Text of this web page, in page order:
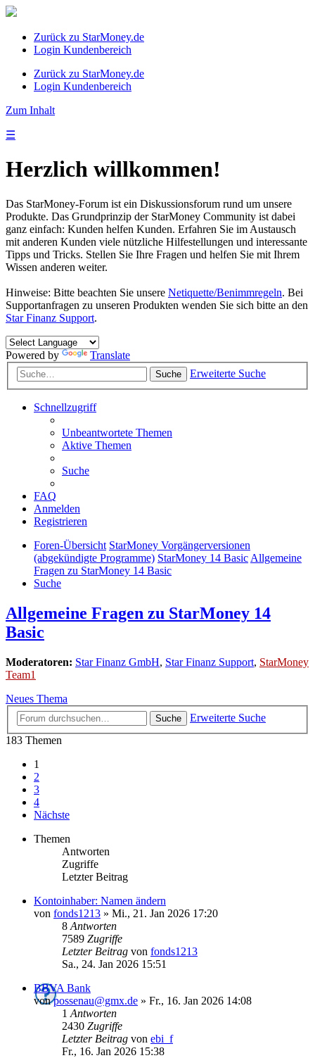
Zurück zu StarMoney.de
Login Kundenbereich
Zurück zu StarMoney.de
Login Kundenbereich
Zum Inhalt
☰
Herzlich willkommen!
Das StarMoney-Forum ist ein Diskussionsforum rund um unsere
Produkte. Das Grundprinzip der StarMoney Community ist dabei
ganz einfach: Kunden helfen Kunden. Erfahren Sie im Austausch
mit anderen Kunden viele nützliche Hilfestellungen und interessante
Tipps und Tricks. Stellen Sie Ihre Fragen und helfen Sie mit Ihrem
Wissen anderen weiter.
Hinweise: Bitte beachten Sie unsere Netiquette/Benimmregeln. Bei
Supportanfragen zu unseren Produkten wenden Sie sich bitte an den
Star Finanz Support.
Powered by Translate
Suche Erweiterte Suche
Schnellzugriff
Unbeantwortete Themen
Aktive Themen
Suche
FAQ
Anmelden
Registrieren
Foren-Übersicht StarMoney Vorgängerversionen
(abgekündigte Programme) StarMoney 14 BasicAllgemeine
Fragen zu StarMoney 14 Basic
Suche
Allgemeine Fragen zu StarMoney 14
Basic
Moderatoren: Star Finanz GmbH, Star Finanz Support, StarMoney
Team1
Neues Thema
Suche
Erweiterte Suche
183 Themen
1
2
3
4
Nächste
Themen
Antworten
Zugriffe
Letzter Beitrag
Kontoinhaber: Namen ändern
von fonds1213 » Mi., 21. Jan 2026 17:20
8 Antworten
7589 Zugriffe
Letzter Beitrag von fonds1213
Sa., 24. Jan 2026 15:51
BBVA Bank
vonpossenau@gmx.de » Fr., 16. Jan 2026 14:08
1 Antworten
2430 Zugriffe
Letzter Beitrag von ebi_f
Fr., 16. Jan 2026 15:38